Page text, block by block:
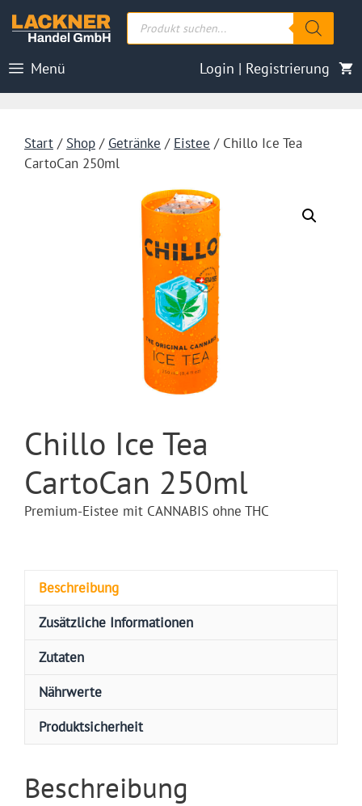
Inhalt
Products
search
Menü Login | Registrierung
Start / Shop / Getränke / Eistee / Chillo Ice Tea
CartoCan 250ml
Chillo Ice Tea
CartoCan 250ml
Premium-Eistee mit CANNABIS ohne THC
Beschreibung
Zusätzliche Informationen
Zutaten
Nährwerte
Produktsicherheit
Beschreibung